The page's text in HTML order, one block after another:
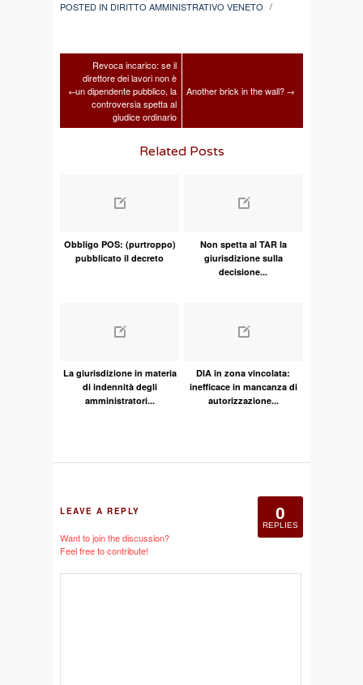
POSTED IN DIRITTO AMMINISTRATIVO VENETO /
←
Revoca incarico: se il
direttore dei lavori non è
un dipendente pubblico, la
controversia spetta al
giudice ordinario
Another brick in the wall?→
Related Posts
Obbligo POS: (purtroppo)
pubblicato il decreto
Non spetta al TAR la
giurisdizione sulla
decisione...
La giurisdizione in materia
di indennità degli
amministratori...
DIA in zona vincolata:
inefficace in mancanza di
autorizzazione...
0
REPLIES
LEAVE A REPLY
Want to join the discussion?
Feel free to contribute!